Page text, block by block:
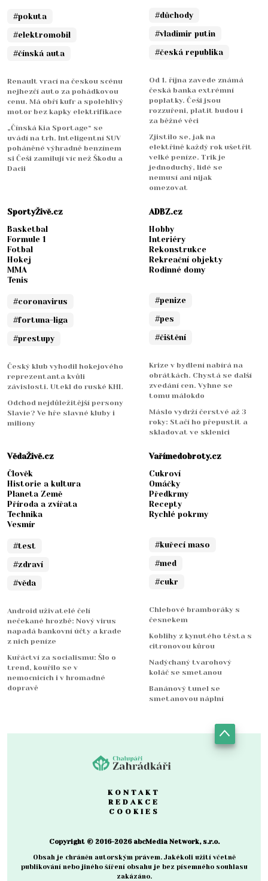
#pokuta
#elektromobil
#čínská auta
Renault vrací na českou scénu
nejhezčí auto za pohádkovou
cenu. Má obří kufr a spolehlivý
motor bez kapky elektrifikace
„Čínská Kia Sportage“ se
uvádí na trh. Inteligentní SUV
poháněné výhradně benzínem
si Češi zamilují víc než Škodu a
Dacii
#důchody
#vladimir putin
#česká republika
Od 1. října zavede známá
česká banka extrémní
poplatky. Češi jsou
rozzuřeni, platit budou i
za běžné věci
Zjistilo se, jak na
elektřině každý rok ušetřit
velké peníze. Trik je
jednoduchý, lidé se
nemusí ani nijak
omezovat
SportyŽivě.cz
Basketbal
Formule 1
Fotbal
Hokej
MMA
Tenis
#coronavirus
#fortuna-liga
#prestupy
Český klub vyhodil hokejového
reprezentanta kvůli
závislosti. Utekl do ruské KHL
Odchod nejdůležitější persony
Slavie? Ve hře slavné kluby i
miliony
ADBZ.cz
Hobby
Interiéry
Rekonstrukce
Rekreační objekty
Rodinné domy
#penize
#pes
#čištění
Krize v bydlení nabírá na
obrátkách. Chystá se další
zvedání cen. Vyhne se
tomu málokdo
Máslo vydrží čerstvé až 3
roky: Stačí ho přepustit a
skladovat ve sklenici
VědaŽivě.cz
Člověk
Historie a kultura
Planeta Země
Příroda a zvířata
Technika
Vesmír
#test
#zdraví
#věda
Android uživatelé čelí
nečekané hrozbě: Nový virus
napadá bankovní účty a krade
z nich peníze
Kuřáctví za socialismu: Šlo o
trend, kouřilo se v
nemocnicích i v hromadné
dopravě
Vařímedobroty.cz
Cukroví
Omáčky
Předkrmy
Recepty
Rychlé pokrmy
#kuřecí maso
#med
#cukr
Chlebové bramboráky s
česnekem
Koblihy z kynutého těsta s
citronovou kůrou
Nadýchaný tvarohový
koláč se smetanou
Banánový tunel se
smetanovou náplní
KONTAKT
REDAKCE
COOKIES
Copyright © 2016-2026 abcMedia Network, s.r.o.
Obsah je chráněn autorským právem. Jakékoli užití včetně
publikování nebo jiného šíření obsahu je bez písemného souhlasu
zakázáno.